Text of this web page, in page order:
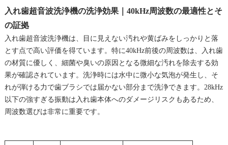
入れ歯超音波洗浄機の洗浄効果｜40kHz周波数の最適性とそ
の証拠
入れ歯超音波洗浄機は、目に見えない汚れや黄ばみをしっかりと落
とす点で高い評価を得ています。特に40kHz前後の周波数は、入れ歯
の材質に優しく、細菌や臭いの原因となる微細な汚れを除去する効
果が確認されています。洗浄時には水中に微小な気泡が発生し、そ
れが弾ける力で歯ブラシでは届かない部分まで洗浄できます。28kHz
以下の強すぎる振動は入れ歯本体へのダメージリスクもあるため、
周波数選びは非常に重要です。